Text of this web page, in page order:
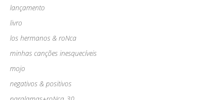
lançamento
livro
los hermanos & roNca
minhas canções inesquecíveis
mojo
negativos & positivos